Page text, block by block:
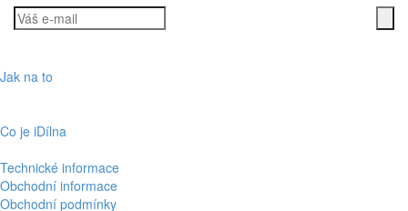
Jak na to
Co je iDílna
Technické informace
Obchodní informace
Obchodní podmínky